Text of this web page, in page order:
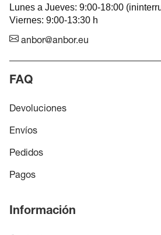
Lunes a Jueves: 9:00-18:00
Viernes: 9:00-13:30 h
anbor@anbor.eu
FAQ
Devoluciones
Envíos
Pedidos
Pagos
Información